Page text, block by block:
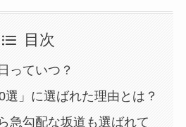
目次
っていつ？
選」に選ばれた理由とは？
急勾配な坂道も選ばれて